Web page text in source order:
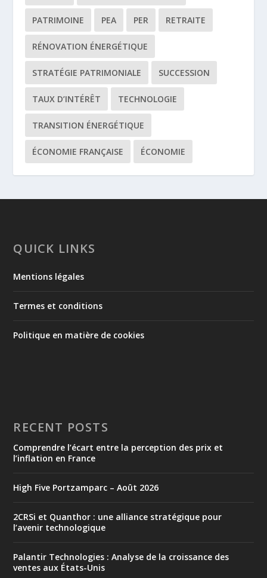
PATRIMOINE PEA PER RETRAITE
RÉNOVATION ÉNERGÉTIQUE
STRATÉGIE PATRIMONIALE SUCCESSION
TAUX D’INTÉRÊT TECHNOLOGIE
TRANSITION ÉNERGÉTIQUE
ÉCONOMIE FRANÇAISE ÉCONOMIE
QUICK LINKS
Mentions légales
Termes et conditions
Politique en matière de cookies
RECENT POSTS
Comprendre l’écart entre la perception des prix et
l’inflation en France
High Five Portzamparc – Août 2026
2CRSi et Quanthor : une alliance stratégique pour
l’avenir technologique
Palantir Technologies : Analyse de la croissance des
ventes aux États-Unis